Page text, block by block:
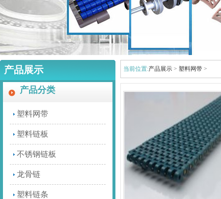
产品展示
产品分类
塑料网带
塑料链板
不锈钢链板
龙骨链
塑料链条
当前位置:产品展示 > 塑料网带 >